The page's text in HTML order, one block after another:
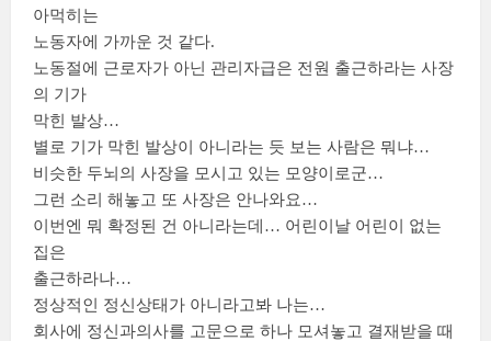
아먹히는
노동자에 가까운 것 같다.
노동절에 근로자가 아닌 관리자급은 전원 출근하라는 사장
의 기가
막힌 발상…
별로 기가 막힌 발상이 아니라는 듯 보는 사람은 뭐냐…
비슷한 두뇌의 사장을 모시고 있는 모양이로군…
그런 소리 해놓고 또 사장은 안나와요…
이번엔 뭐 확정된 건 아니라는데… 어린이날 어린이 없는
집은
출근하라나…
정상적인 정신상태가 아니라고봐 나는…
회사에 정신과의사를 고문으로 하나 모셔놓고 결재받을 때